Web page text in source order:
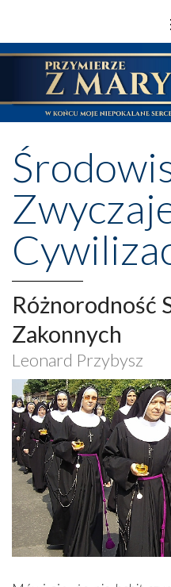
Różnorodność
Zakonnych
Leonard Przybysz